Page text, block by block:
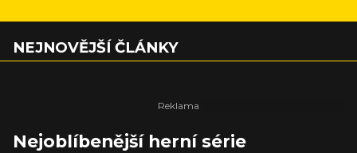
NEJNOVĚJŠÍ ČLÁNKY
Nejoblíbenější herní série